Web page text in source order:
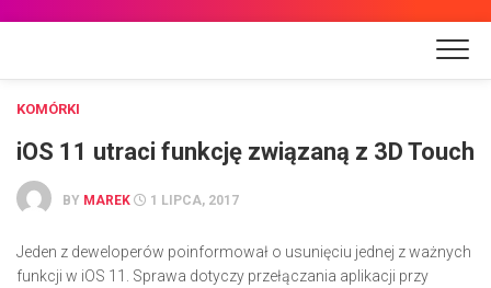
KOMÓRKI
iOS 11 utraci funkcję związaną z 3D Touch
BY MAREK 1 LIPCA, 2017
Jeden z deweloperów poinformował o usunięciu jednej z ważnych
funkcji w iOS 11. Sprawa dotyczy przełączania aplikacji przy